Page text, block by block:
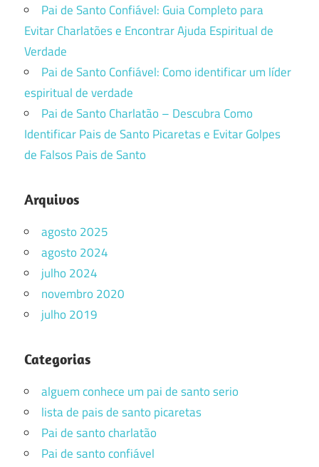
Pai de Santo Confiável: Guia Completo para
Evitar Charlatões e Encontrar Ajuda Espiritual de
Verdade
Pai de Santo Confiável: Como identificar um líder
espiritual de verdade
Pai de Santo Charlatão – Descubra Como
Identificar Pais de Santo Picaretas e Evitar Golpes
de Falsos Pais de Santo
Arquivos
agosto 2025
agosto 2024
julho 2024
novembro 2020
julho 2019
Categorias
alguem conhece um pai de santo serio
lista de pais de santo picaretas
Pai de santo charlatão
Pai de santo confiável